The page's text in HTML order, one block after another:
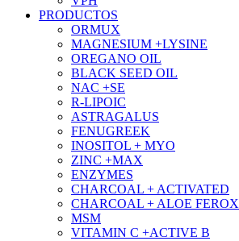
PRODUCTOS
ORMUX
MAGNESIUM +LYSINE
OREGANO OIL
BLACK SEED OIL
NAC +SE
R-LIPOIC
ASTRAGALUS
FENUGREEK
INOSITOL + MYO
ZINC +MAX
ENZYMES
CHARCOAL + ACTIVATED
CHARCOAL + ALOE FEROX
MSM
VITAMIN C +ACTIVE B